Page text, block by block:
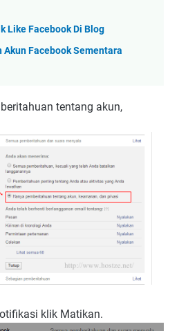
Like Facebook Di Blog
Facebook Sementara
tentang akun,
klik Matikan.